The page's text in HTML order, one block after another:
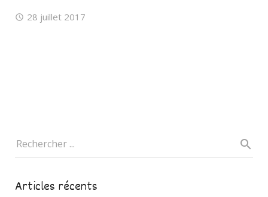
28 juillet 2017
Articles récents